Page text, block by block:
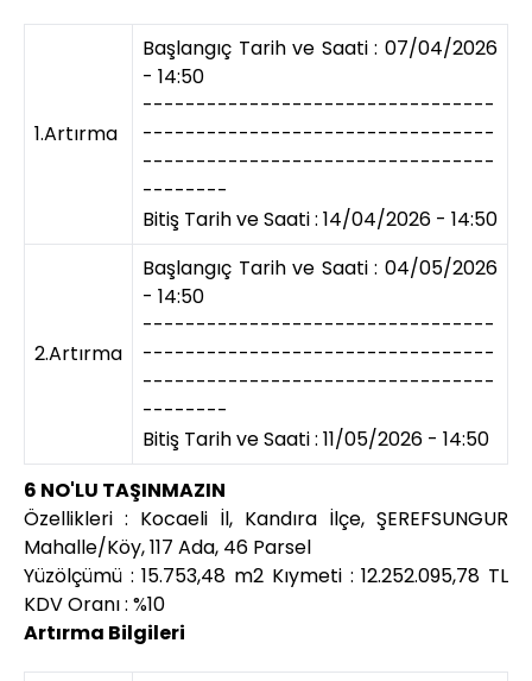
1.Artırma
Başlangıç Tarih ve Saati : 07/04/2026
- 14:50
---------------------------------
---------------------------------
---------------------------------
--------
Bitiş Tarih ve Saati : 14/04/2026 - 14:50
2.Artırma
Başlangıç Tarih ve Saati : 04/05/2026
- 14:50
---------------------------------
---------------------------------
---------------------------------
--------
Bitiş Tarih ve Saati : 11/05/2026 - 14:50
6 NO'LU TAŞINMAZIN
Özellikleri : Kocaeli İl, Kandıra İlçe, ŞEREFSUNGUR
Mahalle/Köy, 117 Ada, 46 Parsel
Yüzölçümü : 15.753,48 m2 Kıymeti : 12.252.095,78 TL
KDV Oranı : %10
Artırma Bilgileri